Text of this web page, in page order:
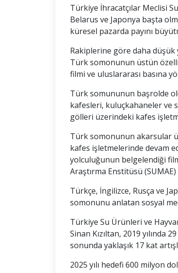
Türkiye İhracatçılar Meclisi
Belarus ve Japonya başta
küresel pazarda payını
Rakiplerine göre daha düşük
Türk somonunun üstün
filmi ve uluslararası basına
Türk somununun başrolde
kafesleri, kuluçkahaneler ve
gölleri üzerindeki kafes
Türk somonunun akarsular
kafes işletmelerinde devam
yolculuğunun belgelendiği
Araştırma Enstitüsü
Türkçe, İngilizce, Rusça ve
somonunu anlatan sosyal
Türkiye Su Ürünleri ve
Sinan Kızıltan, 2019 yılında
sonunda yaklaşık 17 kat
2025 yılı hedefi 600 milyon